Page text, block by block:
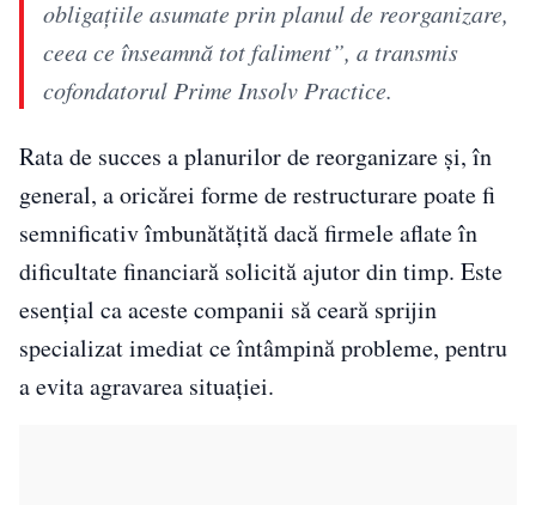
obligațiile asumate prin planul de reorganizare,
ceea ce înseamnă tot faliment”, a transmis
cofondatorul Prime Insolv Practice.
Rata de succes a planurilor de reorganizare și, în
general, a oricărei forme de restructurare poate fi
semnificativ îmbunătățită dacă firmele aflate în
dificultate financiară solicită ajutor din timp. Este
esențial ca aceste companii să ceară sprijin
specializat imediat ce întâmpină probleme, pentru
a evita agravarea situației.